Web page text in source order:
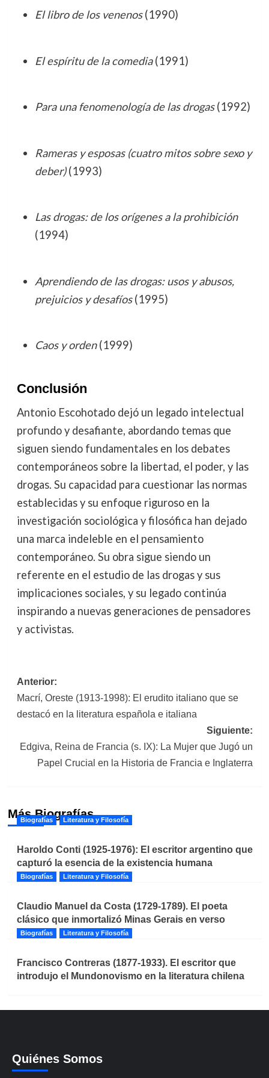
El libro de los venenos(1990)
El espíritu de la comedia(1991)
Para una fenomenología de las drogas(1992)
Rameras y esposas (cuatro mitos sobre sexo y
deber)(1993)
Las drogas: de los orígenes a la prohibición
(1994)
Aprendiendo de las drogas: usos y abusos,
prejuicios y desafíos(1995)
Caos y orden(1999)
Conclusión
Antonio Escohotado dejó un legado intelectual
profundo y desafiante, abordando temas que
siguen siendo fundamentales en los debates
contemporáneos sobre la libertad, el poder, y las
drogas. Su capacidad para cuestionar las normas
establecidas y su enfoque riguroso en la
investigación sociológica y filosófica han dejado
una marca indeleble en el pensamiento
contemporáneo. Su obra sigue siendo un
referente en el estudio de las drogas y sus
implicaciones sociales, y su legado continúa
inspirando a nuevas generaciones de pensadores
y activistas.
Navegación
de
Anterior:
Macrí, Oreste (1913-1998): El erudito italiano que se
destacó en la literatura española e italiana
Siguiente:
Edgiva, Reina de Francia (s. IX): La Mujer que Jugó un
Papel Crucial en la Historia de Francia e Inglaterra
Más Biografías
Biografías Literatura y Filosofía
Haroldo Conti (1925-1976): El escritor argentino que
capturó la esencia de la existencia humana
Biografías Literatura y Filosofía
Claudio Manuel da Costa (1729-1789). El poeta
clásico que inmortalizó Minas Gerais en verso
Biografías Literatura y Filosofía
Francisco Contreras (1877-1933). El escritor que
introdujo el Mundonovismo en la literatura chilena
Quiénes Somos